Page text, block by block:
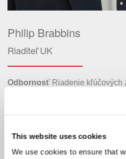
This website uses cookies
We use cookies to ensure that
Philip Brabbins
Riaditeľ UK
Odbornosť Riadenie kľúčových